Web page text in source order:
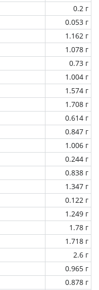
0.2 г
0.053 г
1.162 г
1.078 г
0.73 г
1.004 г
1.574 г
1.708 г
0.614 г
0.847 г
1.006 г
0.244 г
0.838 г
1.347 г
0.122 г
1.249 г
1.78 г
1.718 г
2.6 г
0.965 г
0.878 г